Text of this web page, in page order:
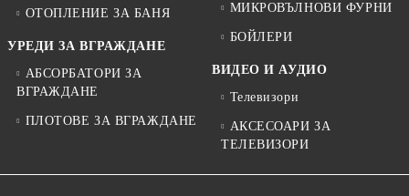
ОТОПЛЕНИЕ ЗА БАНЯ
УРЕДИ ЗА ВГРАЖДАНЕ
АБСОРБАТОРИ ЗА
ВГРАЖДАНЕ
ПЛОТОВЕ ЗА ВГРАЖДАНЕ
МИКРОВЪЛНОВИ ФУРНИ
БОЙЛЕРИ
ВИДЕО И АУДИО
Телевизори
АКСЕСОАРИ ЗА
ТЕЛЕВИЗОРИ